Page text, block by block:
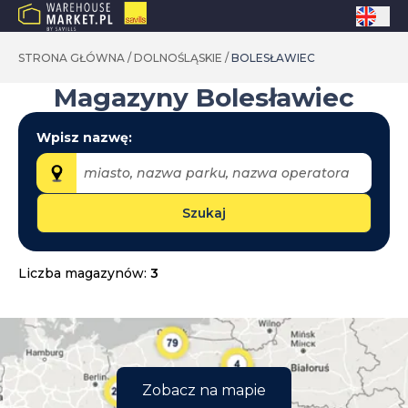
STRONA GŁÓWNA / DOLNOŚLĄSKIE / BOLESŁAWIEC
Magazyny Bolesławiec
Wpisz nazwę:
miasto, nazwa parku, nazwa operatora
dolnośląskie
kujawsko-pomorskie
lubelskie
lubuskie
łódzkie
Szukaj
Liczba magazynów: 3
Zobacz na mapie